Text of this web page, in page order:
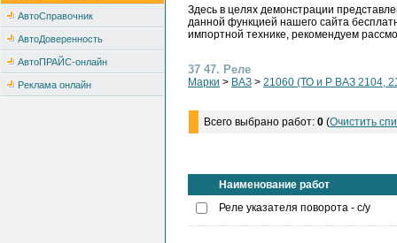
АвтоСправочник
АвтоДоверенность
АвтоПРАЙС-онлайн
Реклама онлайн
Здесь в целях демонстрации
данной функцией нашего сайта
импортной технике, рекомендуем
37 47. Реле
Марки > ВАЗ > 21060 (ТО и Р ВАЗ 2104,
Всего выбрано работ: 0 (Очистить
Наименование работ
Реле указателя поворота - с/у